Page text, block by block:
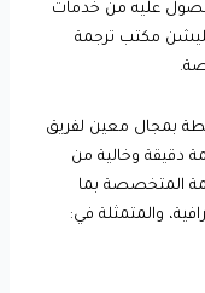
عليه من خدمات
مكتب ترجمة
بمجال معين لفريق
دقيقة وخالية من
المتخصصة بما
والمتمثلة في: